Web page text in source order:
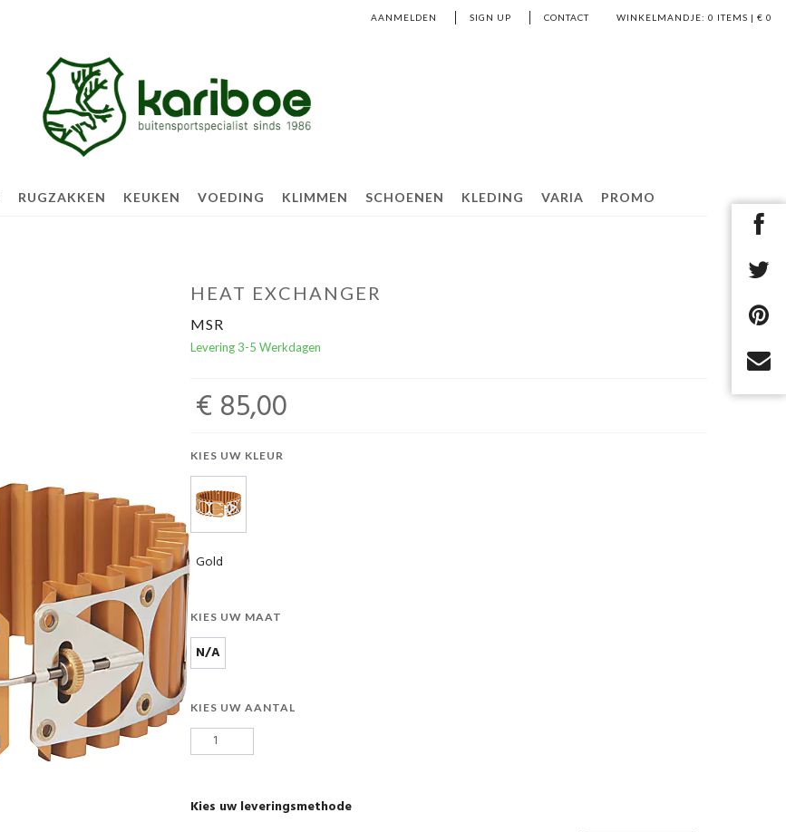
WINKELMANDJE: 0 ITEMS | € 0
AANMELDEN SIGN UP CONTACT
RUGZAKKEN KEUKEN VOEDING KLIMMEN SCHOENEN KLEDING VARIA PROMO
HEAT EXCHANGER
MSR
Levering 3-5 Werkdagen
€ 85,00
KIES UW KLEUR
Gold
KIES UW MAAT
N/A
KIES UW AANTAL
Kies uw leveringsmethode